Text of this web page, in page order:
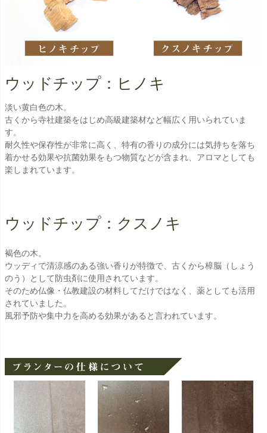
ウッドチップ：ヒノキ
淡い黄白色の木。
古くから寺社建築をはじめ高級建築材など幅広く用いられていま
す。
耐久性や保存性が非常に高く、特有の香りの成分には気持ちを落ち
着かせる効果や抗菌効果をもつ物質などが含まれ、アロマとしても
楽しまれています。
ウッドチップ：クスノキ
褐色の木。
ウッディで清涼感のある強い香りが特徴で、古くから樟脳（しょう
のう）として防虫剤に使用されています。
そのため仏像・仏教建設の材料してだけではなく、薬としても活用
されていました。
風邪予防や集中力を高める効果があると言われています。